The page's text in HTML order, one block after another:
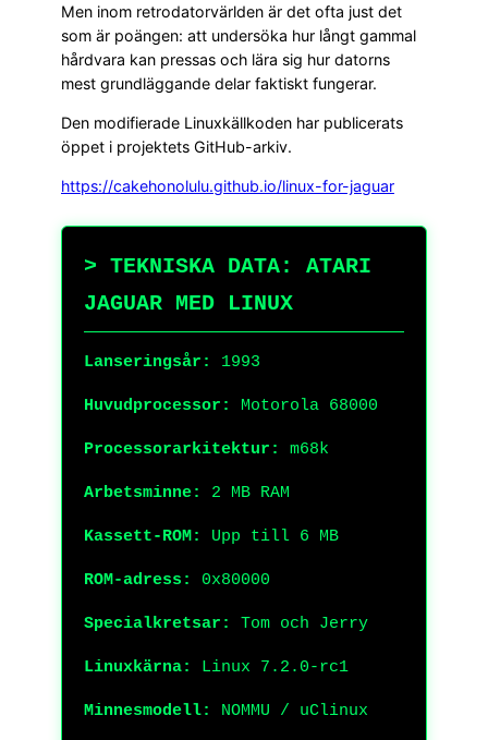
Men inom retrodatorvärlden är det ofta just det
som är poängen: att undersöka hur långt gammal
hårdvara kan pressas och lära sig hur datorns
mest grundläggande delar faktiskt fungerar.
Den modifierade Linuxkällkoden har publicerats
öppet i projektets GitHub-arkiv.
https://cakehonolulu.github.io/linux-for-jaguar
> TEKNISKA DATA: ATARI
JAGUAR MED LINUX
Lanseringsår: 1993
Huvudprocessor: Motorola 68000
Processorarkitektur: m68k
Arbetsminne: 2 MB RAM
Kassett-ROM: Upp till 6 MB
ROM-adress: 0x80000
Specialkretsar: Tom och Jerry
Linuxkärna: Linux 7.2.0-rc1
Minnesmodell: NOMMU / uClinux